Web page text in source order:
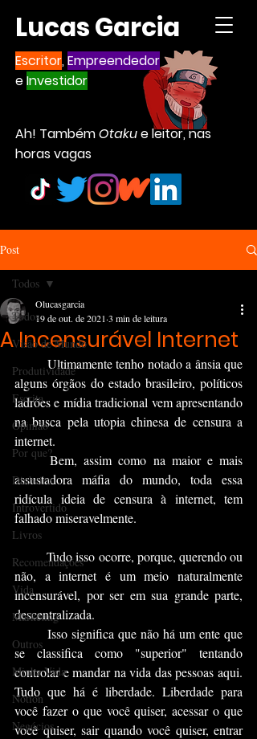
Lucas Garcia
Escritor,Empreendedor
eInvestidor
Ah! TambémOtakue leitor, nas
horas vagas
Post
Todos
Visão de Mundo
Produtividade
Escrita
Opinião
Por que?
Dinheiro
Introvertido
Livros
Recomendações
Vida
Marketing
Outros
Minha Vida
Notion
Negócios
Todos
A Incensurável Internet
Olucasgarcia
19 de out. de 2021 3 min de leitura
	Ultimamente tenho notado a ânsia que
alguns órgãos do estado brasileiro, políticos
ladrões e mídia tradicional vem apresentando
na busca pela utopia chinesa de censura a
internet.
	Bem, assim como na maior e mais
assustadora máfia do mundo, toda essa
ridícula ideia de censura à internet, tem
falhado miseravelmente.
	Tudo isso ocorre, porque, querendo ou
não, a internet é um meio naturalmente
incensurável, por ser em sua grande parte,
descentralizada.
se classifica como "superior" tentando
controlar e mandar na vida das pessoas aqui.
Tudo que há é liberdade. Liberdade para
você fazer o que você quiser, acessar o que
você quiser, sair quando você quiser, entrar